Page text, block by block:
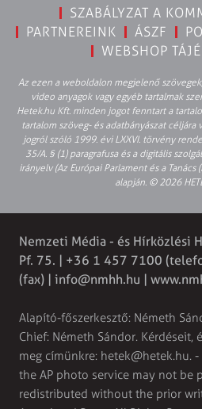
SZABÁLYZAT A
PARTNEREINK
ÁSZF
WEBSHOP
Az ezen a weboldalon megjelenő
video anyagok vagy egyéb tartalmak
Hetek.hu Kft. minden jogot fenntart a
tartalom szöveg- és adatbányászat céljára
jogról szóló 1999. évi LXXVI. törvény
35/A. § (1) paragrafusa és a digitális
irányelv (Az Európai Parlament és a
alapján. © 2026
Nemzeti Média - és Hírközlési
Pf. 75. | +36 1 457 7100
(fax) | info@nmhh.hu |
Alapító-főszerkesztő: Németh
Chief: Németh Sándor. Kérdéseit,
meg címünkre: hetek@hetek.hu.
the AP photo service may not be
redistributed without the prior